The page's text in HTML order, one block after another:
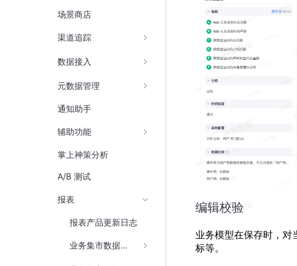
编辑校验
业务模型在保存时，对
标等。
场景商店
渠道追踪
数据接入
元数据管理
通知助手
辅助功能
掌上神策分析
A/B 测试
报表
报表产品更新日志
业务集市数据接入